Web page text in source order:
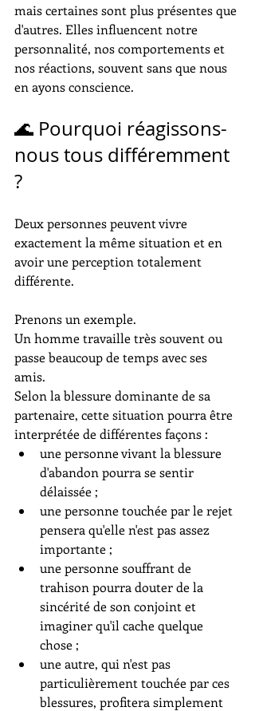
mais certaines sont plus présentes que
d'autres. Elles influencent notre
personnalité, nos comportements et
nos réactions, souvent sans que nous
en ayons conscience.
🌊 Pourquoi réagissons-
nous tous différemment
?
Deux personnes peuvent vivre
exactement la même situation et en
avoir une perception totalement
différente.
Prenons un exemple.
Un homme travaille très souvent ou
passe beaucoup de temps avec ses
amis.
Selon la blessure dominante de sa
partenaire, cette situation pourra être
interprétée de différentes façons :
une personne vivant la blessure
d'abandon pourra se sentir
délaissée ;
une personne touchée par le rejet
pensera qu'elle n'est pas assez
importante ;
une personne souffrant de
trahison pourra douter de la
sincérité de son conjoint et
imaginer qu'il cache quelque
chose ;
une autre, qui n'est pas
particulièrement touchée par ces
blessures, profitera simplement